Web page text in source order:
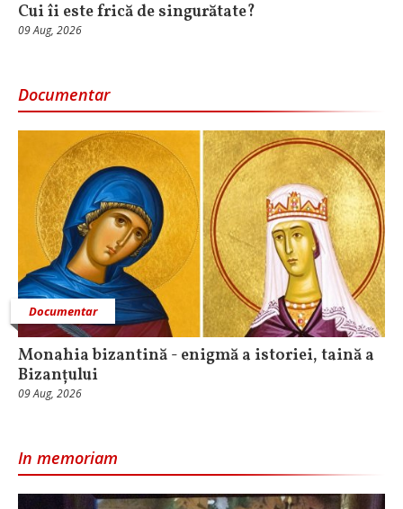
Cui îi este frică de singurătate?
09 Aug, 2026
Documentar
Documentar
Monahia bizantină - enigmă a istoriei, taină a
Bizanțului
09 Aug, 2026
In memoriam